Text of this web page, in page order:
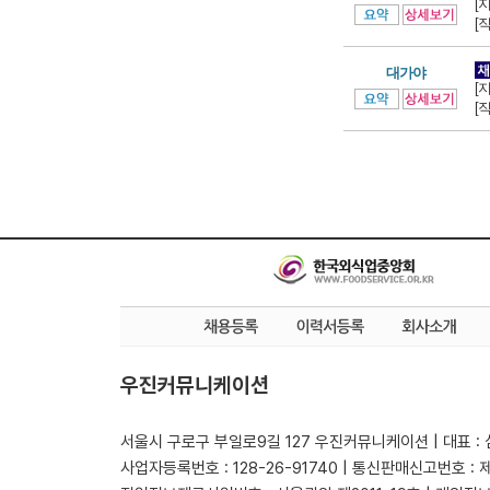
[
[
대가야
[
[
우진커뮤니케이션
서울시 구로구 부일로9길 127 우진커뮤니케이션 | 대표 :
사업자등록번호 : 128-26-91740 | 통신판매신고번호 :